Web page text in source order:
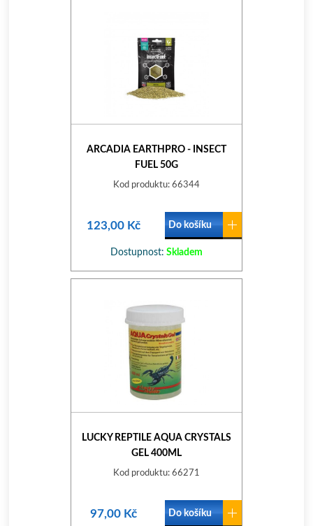
ARCADIA EARTHPRO - INSECT
FUEL 50G
Kod produktu: 66344
123,00 Kč Do košíku
Dostupnost: Skladem
LUCKY REPTILE AQUA CRYSTALS
GEL 400ML
Kod produktu: 66271
97,00 Kč Do košíku